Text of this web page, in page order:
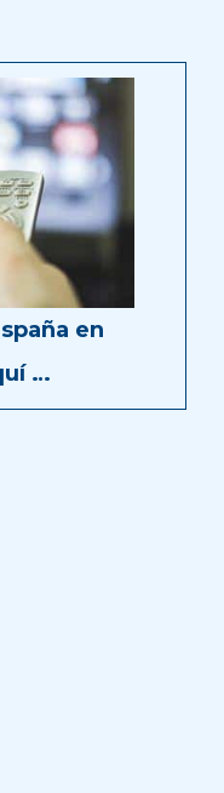
en
…